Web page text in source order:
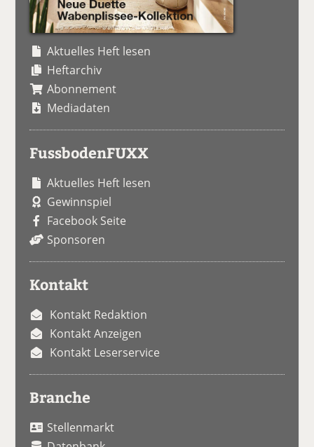
Aktuelles Heft lesen
Heftarchiv
Abonnement
Mediadaten
FussbodenFUXX
Aktuelles Heft lesen
Gewinnspiel
Facebook Seite
Sponsoren
Kontakt
Kontakt Redaktion
Kontakt Anzeigen
Kontakt Leserservice
Branche
Stellenmarkt